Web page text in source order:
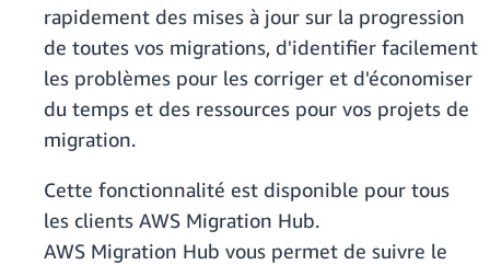
rapidement des mises à jour sur la progression
de toutes vos migrations, d'identifier facilement
les problèmes pour les corriger et d'économiser
du temps et des ressources pour vos projets de
migration.
Cette fonctionnalité est disponible pour tous
les clients AWS Migration Hub.
AWS Migration Hub vous permet de suivre le